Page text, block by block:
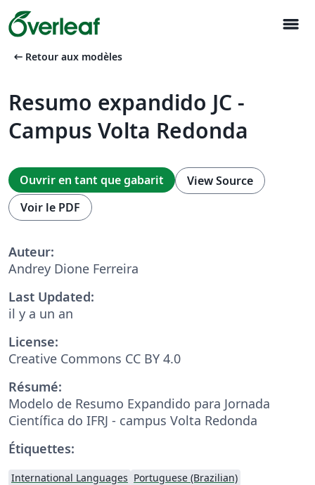
menu
arrow_left_alt Retour aux modèles
Resumo expandido JC -
Campus Volta Redonda
Ouvrir en tant que gabarit
View Source
Voir le PDF
Auteur:
Andrey Dione Ferreira
Last Updated:
il y a un an
License:
Creative Commons CC BY 4.0
Résumé:
Modelo de Resumo Expandido para Jornada
Científica do IFRJ - campus Volta Redonda
Étiquettes:
International Languages Portuguese (Brazilian)